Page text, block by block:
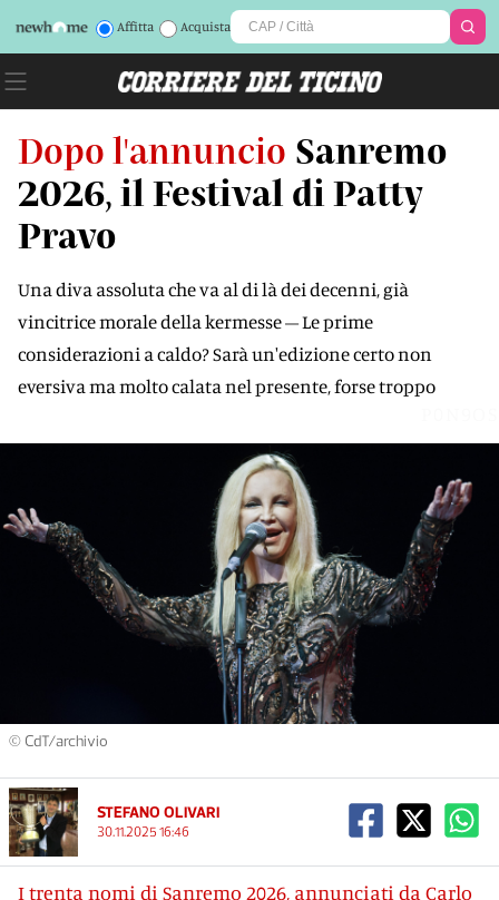
Affitta Acquista
Dopo l'annuncio Sanremo
2026, il Festival di Patty
Pravo
Una diva assoluta che va al di là dei decenni, già
vincitrice morale della kermesse – Le prime
considerazioni a caldo? Sarà un'edizione certo non
eversiva ma molto calata nel presente, forse troppo
© CdT/archivio
STEFANO OLIVARI
30.11.2025 16:46
I trenta nomi di Sanremo 2026, annunciati da Carlo